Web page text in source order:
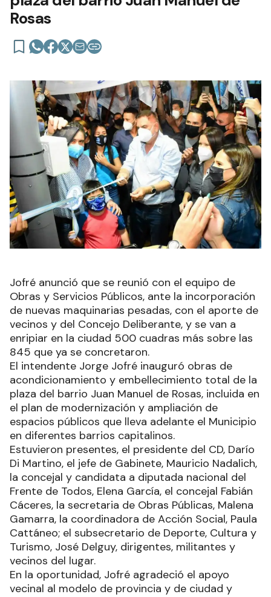
Rosas
Jofré anunció que se reunió con el equipo de
Obras y Servicios Públicos, ante la incorporación
de nuevas maquinarias pesadas, con el aporte de
vecinos y del Concejo Deliberante, y se van a
enripiar en la ciudad 500 cuadras más sobre las
845 que ya se concretaron.
El intendente Jorge Jofré inauguró obras de
acondicionamiento y embellecimiento total de la
plaza del barrio Juan Manuel de Rosas, incluida en
el plan de modernización y ampliación de
espacios públicos que lleva adelante el Municipio
en diferentes barrios capitalinos.
Estuvieron presentes, el presidente del CD, Darío
Di Martino, el jefe de Gabinete, Mauricio Nadalich,
la concejal y candidata a diputada nacional del
Frente de Todos, Elena García, el concejal Fabián
Cáceres, la secretaria de Obras Públicas, Malena
Gamarra, la coordinadora de Acción Social, Paula
Cattáneo; el subsecretario de Deporte, Cultura y
Turismo, José Delguy, dirigentes, militantes y
vecinos del lugar.
En la oportunidad, Jofré agradeció el apoyo
vecinal al modelo de provincia y de ciudad y